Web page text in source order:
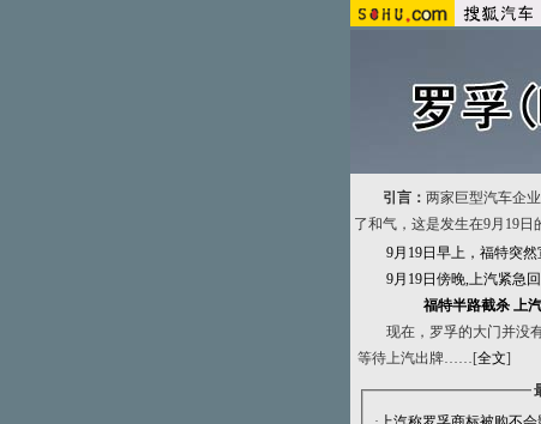
引言： 两家巨型汽车企
了和气，这是发生在9月19日
9月19日早上，福特突
9月19日傍晚,上汽紧急
福特半路截杀 上
现在，罗孚的大门并没
等待上汽出牌……[全文]